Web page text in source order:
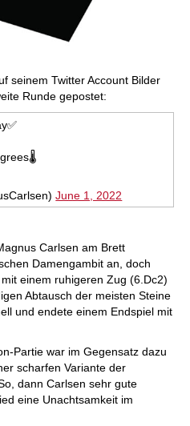
seinem Twitter Account Bilder
Runde gepostet:
June 1, 2022
Carlsen am Brett
Damengambit an, doch
einem ruhigeren Zug (6.Dc2)
Abtausch der meisten Steine
und endete einem Endspiel mit
Partie war im Gegensatz dazu
scharfen Variante der
dann Carlsen sehr gute
eine Unachtsamkeit im